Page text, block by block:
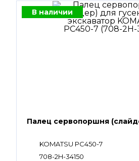
В наличии
Палец сервопоршня
KOMATSU PC450-7
708-2H-34150